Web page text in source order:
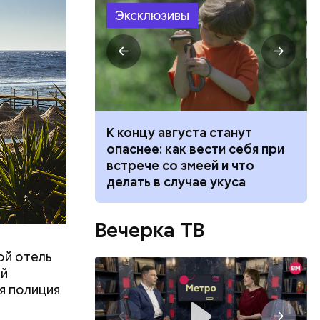
отель
полиция
Эксклюзивы
новый
ли
К концу августа станут
опаснее: как вести себя при
встрече со змеей и что
делать в случае укуса
Вечерка ТВ